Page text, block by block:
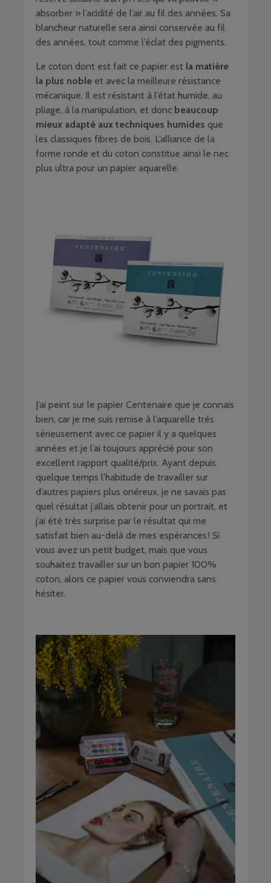
absorber » l’acidité de l’air au fil des années. Sa
blancheur naturelle sera ainsi conservée au fil
des années, tout comme l’éclat des pigments.
Le coton dont est fait ce papier est la matière
la plus noble et avec la meilleure résistance
mécanique. Il est résistant à l’état humide, au
pliage, à la manipulation, et donc beaucoup
mieux adapté aux techniques humides que
les classiques fibres de bois. L’alliance de la
forme ronde et du coton constitue ainsi le nec
plus ultra pour un papier aquarelle.
J’ai peint sur le papier Centenaire que je connais
bien, car je me suis remise à l’aquarelle très
sérieusement avec ce papier il y a quelques
années et je l’ai toujours apprécié pour son
excellent rapport qualité/prix. Ayant depuis
quelque temps l’habitude de travailler sur
d’autres papiers plus onéreux, je ne savais pas
quel résultat j’allais obtenir pour un portrait, et
j’ai été très surprise par le résultat qui me
satisfait bien au-delà de mes espérances ! Si
vous avez un petit budget, mais que vous
souhaitez travailler sur un bon papier 100%
coton, alors ce papier vous conviendra sans
hésiter.